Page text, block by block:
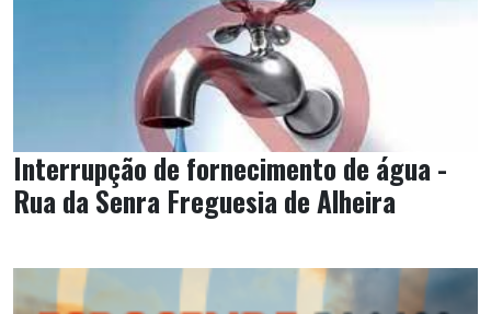
Interrupção de fornecimento de água -
Rua da Senra Freguesia de Alheira